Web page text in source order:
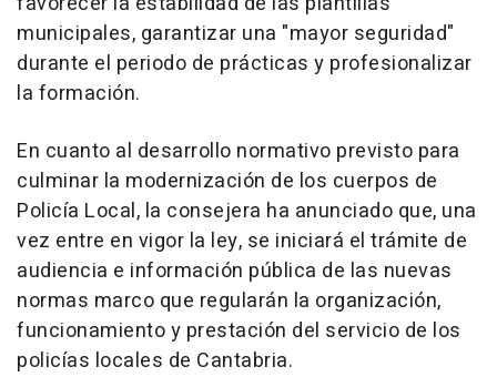
municipales, garantizar una "mayor seguridad"
durante el periodo de prácticas y profesionalizar
la formación.
En cuanto al desarrollo normativo previsto para
culminar la modernización de los cuerpos de
Policía Local, la consejera ha anunciado que, una
vez entre en vigor la ley, se iniciará el trámite de
audiencia e información pública de las nuevas
normas marco que regularán la organización,
funcionamiento y prestación del servicio de los
policías locales de Cantabria.